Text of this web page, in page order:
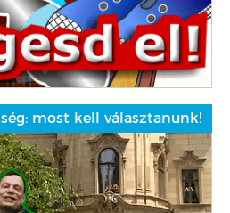
most kell választanunk!